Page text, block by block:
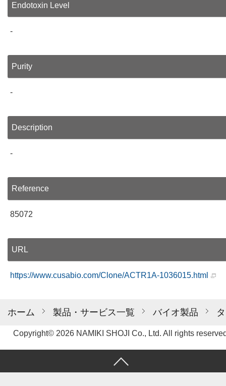
ホーム 製品・サービス一覧 バイオ製品
Endotoxin Level
-
Purity
-
Description
-
Reference
85072
URL
https://www.cusabio.com/Clone/ACTR1A-1036015.html
Copyright© 2026 NAMIKI SHOJI Co., Ltd. All rights